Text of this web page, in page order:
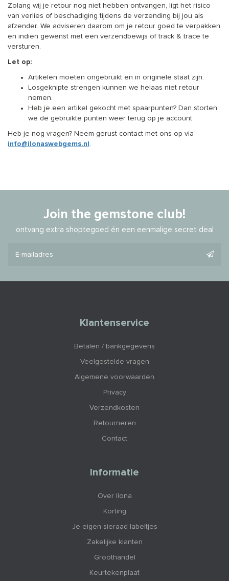
Zolang wij je retour nog niet hebben ontvangen, ligt het risico
van verlies of beschadiging tijdens de verzending bij jou als
afzender. We adviseren daarom om je retour goed te verpakken
en indien gewenst met een verzendbewijs of track & trace te
versturen.
Let op:
Artikelen moeten ongebruikt en in originele staat zijn.
Losgeknipte strengen kunnen we helaas niet retour
nemen.
Heb je een artikel gekocht met spaarpunten? Dan storten
we de gebruikte punten weer terug op je account.
Heb je nog vragen? Neem gerust contact met ons op via
info@ilonaswebgems.nl .
Join the gemstone club!
ontvang extra shoptegoed én een eenmalige secret deal
Klantenservice
Betalen / bankgegevens
Veelgestelde vragen
Algemene voorwaarden
Privacy
Verzendkosten
Retourneren
Contact
Informatie
Over Ilona
Korting
Je eigen sieraad labeltjes
Zakelijke klanten
Groothandel
Keurtekenplaat